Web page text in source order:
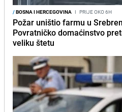
/BOSNA I HERCEGOVINA I PRIJE OKO 6H
Požar uništio farmu u
Povratničko domaćinstvo
veliku štetu